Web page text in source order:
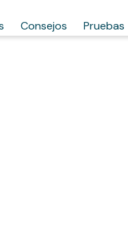
Consejos Pruebas